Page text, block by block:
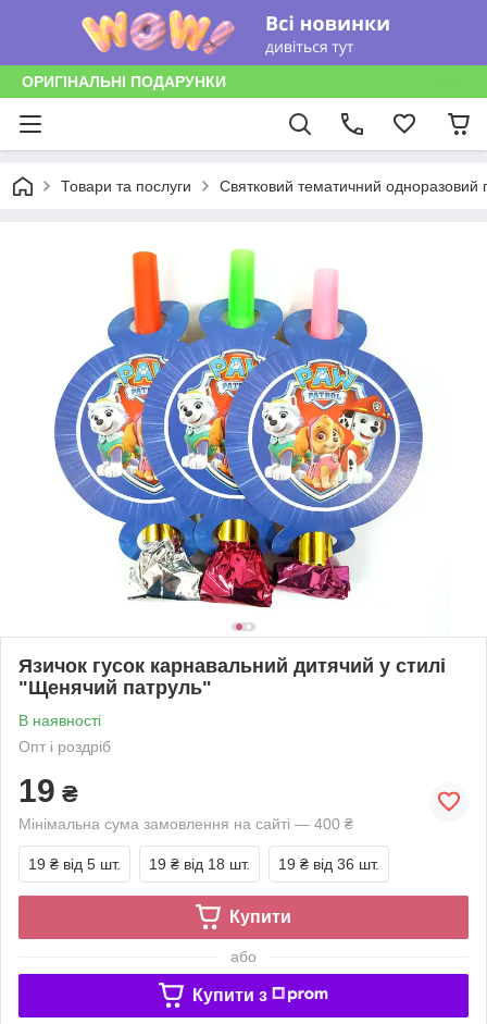
ОРИГІНАЛЬНІ ПОДАРУНКИ
Товари та послуги Святковий тематичний одноразовий
Язичок гусок карнавальний дитячий у стилі
"Щенячий патруль"
В наявності
Опт і роздріб
19 ₴
Мінімальна сума замовлення на сайті — 400 ₴
19 ₴ від 5 шт. 19 ₴ від 18 шт. 19 ₴ від 36 шт.
Купити
або
Купити з